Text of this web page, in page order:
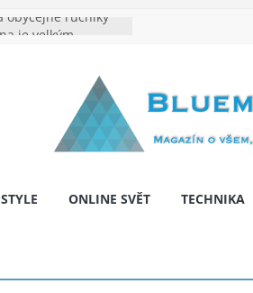
obyčejné ručníky
Na co myslet, aby
pár let nepřekvapila
bariér: když auto
ONLINE SVĚT TECHNIKA